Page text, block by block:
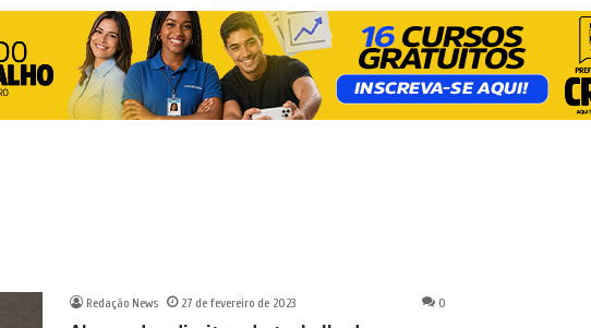
Redação News 27 de fevereiro de 2023 0